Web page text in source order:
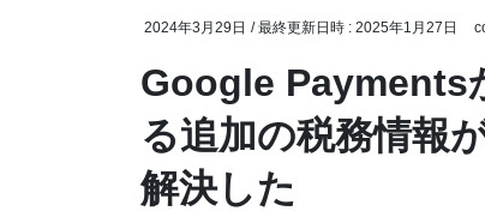
2024年3月29日 / 最終更新日時 : 2025年1月27日
Google Payments
る追加の税務情報
解決した